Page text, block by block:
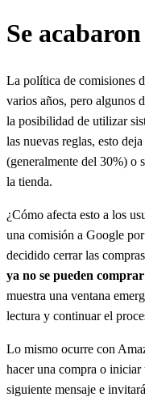
Se
La política de comisiones
varios años, pero algunos
la posibilidad de utilizar
las nuevas reglas, esto
(generalmente del 30%) o
la tienda.
¿Cómo afecta esto a los
una comisión a Google
decidido cerrar las
ya no se pueden
muestra una ventana
lectura y continuar el
Lo mismo ocurre con
hacer una compra o
siguiente mensaje e